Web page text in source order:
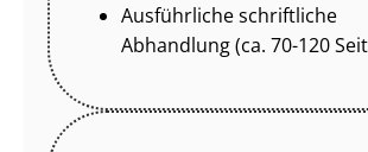
Ausführliche schriftliche
Abhandlung (ca. 70-120